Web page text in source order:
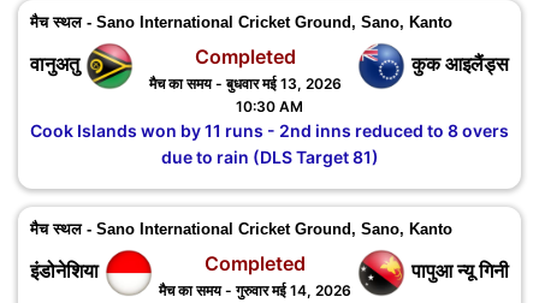
मैच स्थल - Sano International Cricket Ground, Sano, Kanto
वानुअतु कुक आइलैंड्स
Completed
मैच का समय - बुधवार मई 13, 2026
10:30 AM
Cook Islands won by 11 runs - 2nd inns reduced to 8 overs
due to rain (DLS Target 81)
मैच स्थल - Sano International Cricket Ground, Sano, Kanto
इंडोनेशिया पापुआ न्यू गिनी
Completed
मैच का समय - गुरुवार मई 14, 2026